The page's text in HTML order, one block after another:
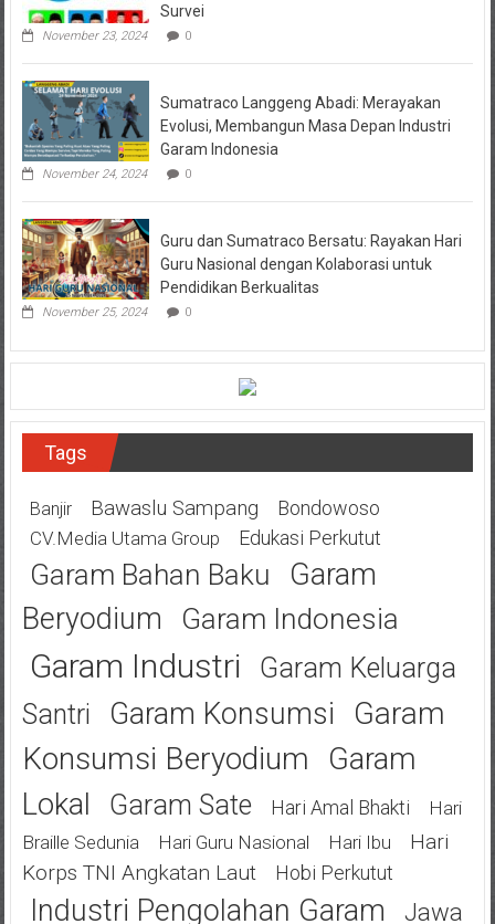
Survei
November 23, 2024 0
Sumatraco Langgeng Abadi: Merayakan
Evolusi, Membangun Masa Depan Industri
Garam Indonesia
November 24, 2024 0
Guru dan Sumatraco Bersatu: Rayakan Hari
Guru Nasional dengan Kolaborasi untuk
Pendidikan Berkualitas
November 25, 2024 0
Tags
Banjir Bawaslu Sampang Bondowoso
CV.Media Utama Group Edukasi Perkutut
Garam Bahan Baku
Garam
Beryodium
Garam Indonesia
Garam Industri
Garam Keluarga
Santri
Garam Konsumsi
Garam
Konsumsi Beryodium
Garam
Lokal
Garam Sate Hari Amal Bhakti
Hari
Braille Sedunia
Hari Guru Nasional Hari Ibu
Hari
Korps TNI Angkatan Laut
Hobi Perkutut
Industri Pengolahan Garam Jawa